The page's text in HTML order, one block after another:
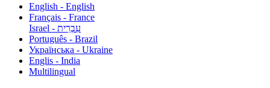
English - English
Français - France
עִבְרִית - Israel
Português - Brazil
Українська - Ukraine
Englis - India
Multilingual